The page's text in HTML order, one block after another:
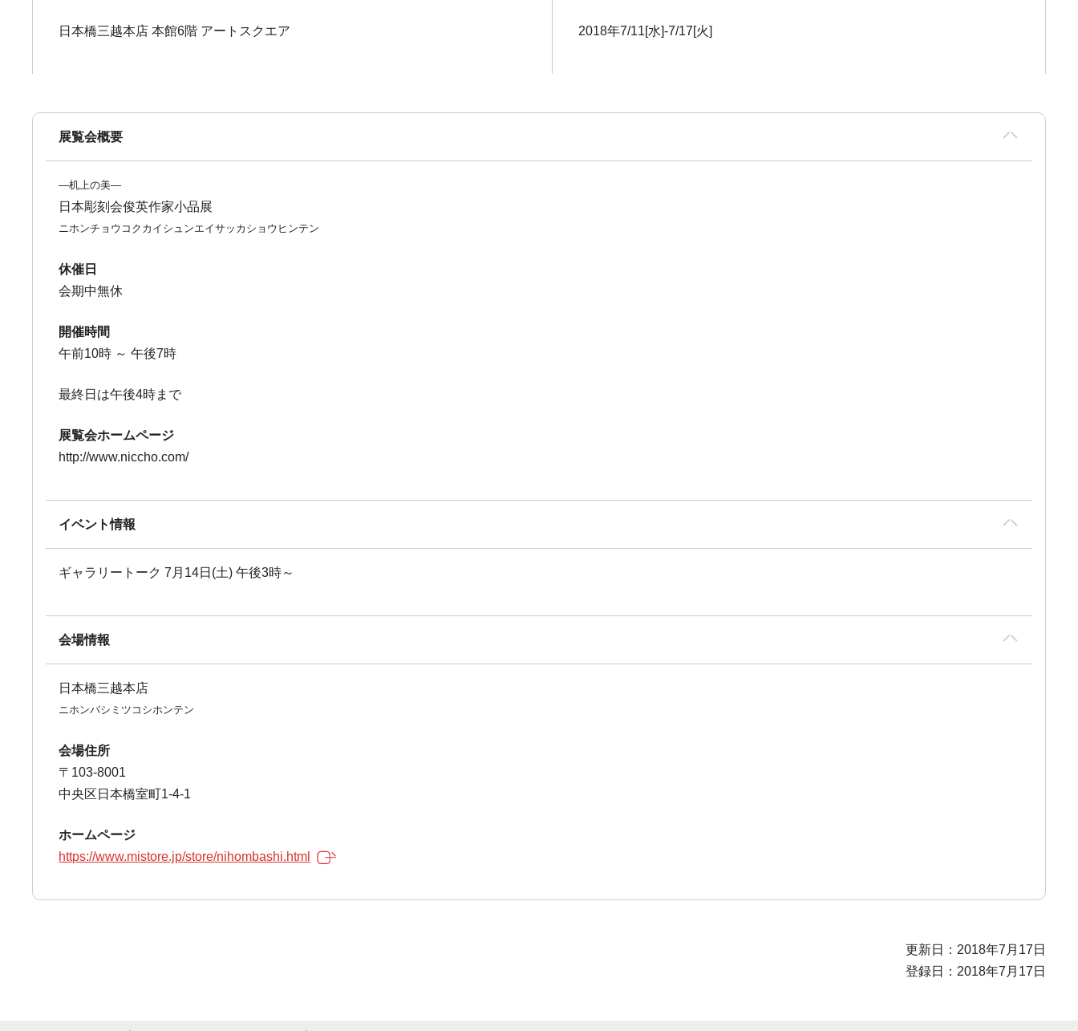
日本橋三越本店 本館6階 アートスクエア 2018年7/11[水]-7/17[火]
展覧会概要
―机上の美―
日本彫刻会俊英作家小品展
ニホンチョウコクカイシュンエイサッカショウヒンテン
休催日
会期中無休
開催時間
午前10時 ～ 午後7時
最終日は午後4時まで
展覧会ホームページ
http://www.niccho.com/
イベント情報
ギャラリートーク 7月14日(土) 午後3時～
会場情報
日本橋三越本店
ニホンバシミツコシホンテン
会場住所
〒103-8001
中央区日本橋室町1-4-1
ホームページ
https://www.mistore.jp/store/nihombashi.html
更新日：2018年7月17日
登録日：2018年7月17日